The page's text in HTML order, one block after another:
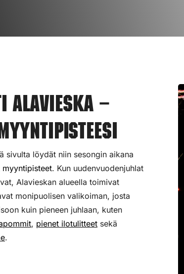
Alavieska –
sivulta löydät niin sesongin aikana
myyntipisteet. Kun uudenvuodenjuhlat
Alavieskan alueella toimivat
monipuolisen valikoiman, josta
kuin pieneen juhlaan, kuten
, pienet ilotulitteet sekä
.